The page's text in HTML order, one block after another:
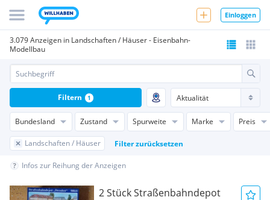
Einloggen
3.079 Anzeigen in Landschaften / Häuser - Eisenbahn-
Modellbau
Bundesland Zustand Spurweite Marke Preis
Landschaften / Häuser Filter zurücksetzen
Filtern 1
Infos zur Reihung der Anzeigen
2 Stück Straßenbahndepot